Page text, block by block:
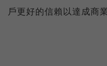
戶更好的信賴以達成商